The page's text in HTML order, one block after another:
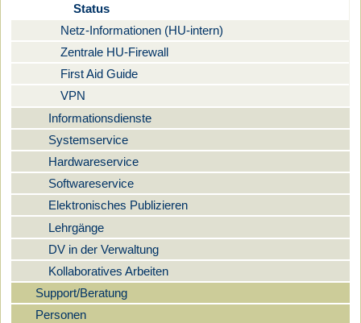
Status
Netz-Informationen (HU-intern)
Zentrale HU-Firewall
First Aid Guide
VPN
Informationsdienste
Systemservice
Hardwareservice
Softwareservice
Elektronisches Publizieren
Lehrgänge
DV in der Verwaltung
Kollaboratives Arbeiten
Support/Beratung
Personen